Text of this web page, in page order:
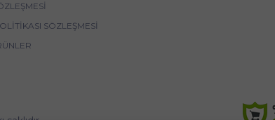
SÖZLEŞMESI